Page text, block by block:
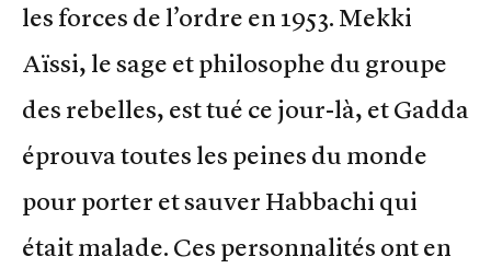
les forces de l’ordre en 1953. Mekki
Aïssi, le sage et philosophe du groupe
des rebelles, est tué ce jour-là, et Gadda
éprouva toutes les peines du monde
pour porter et sauver Habbachi qui
était malade. Ces personnalités ont en